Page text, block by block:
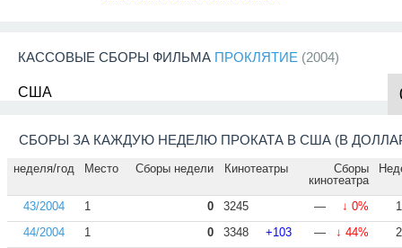
КАССОВЫЕ СБОРЫ ФИЛЬМА ПРОКЛЯТИЕ (2004)
США
СБОРЫ ЗА КАЖДУЮ НЕДЕЛЮ ПРОКАТА В США (В
неделя/год Место Сборы недели Кинотеатры
Сборы
кинотеатра
43/2004 1 0 3245 — ↓ 0%
1
44/2004
1 0 3348 +103 — ↓ 44%
2